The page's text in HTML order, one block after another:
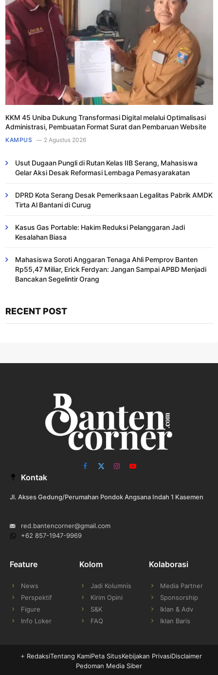
KKM 45 Uniba Dukung Transformasi Digital melalui Optimalisasi
Administrasi, Pembuatan Format Surat dan Pembaruan Website
KAMPUS 2 Agustus 2026
Usut Dugaan Pungli di Rutan Kelas IIB Serang, Mahasiswa
Gelar Aksi Desak Reformasi Lembaga Pemasyarakatan
DPRD Kota Serang Desak Pemeriksaan Legalitas Pabrik AMDK
Tirta Al Bantani di Curug
Kasus Gas Portable: Hakim Reduksi Pelanggaran Jadi
Kesalahan Biasa ​
Mahasiswa Soroti Anggaran Tenaga Ahli Pemprov Banten
Rp55,47 Miliar, Erick Ferdyan: Jangan Sampai APBD Menjadi
Bancakan Segelintir Orang
RECENT POST
Facebook
X
InstagramYouTube
Kontak
Jl. Akses Gedung/Perumahan Pondok Angsana Indah 1 Kasemen
red.bantencorner@gmail.com
+62 857-1947-9969
Feature
News
Perspektif
Figure
Info Loker
Kolom
Jadi Kolumnis
Kirim Opini
S&K
FAQ
Kolaborasi
Media Partner
Sponsorship
Iklan & Adv
Iklan Baris
RedaksiTentang KamiPeta SitusKebijakan PrivasiDisclaimer
Pedoman Media Siber